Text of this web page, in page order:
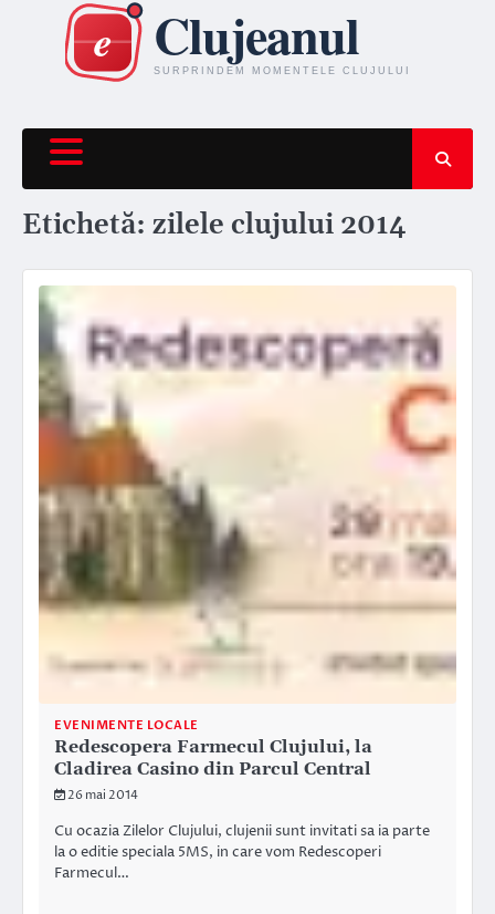
content
Etichetă: zilele clujului 2014
EVENIMENTE LOCALE
Redescopera Farmecul Clujului, la
Cladirea Casino din Parcul Central
26 mai 2014
Cu ocazia Zilelor Clujului, clujenii sunt invitati sa ia parte
la o editie speciala 5MS, in care vom Redescoperi
Farmecul…